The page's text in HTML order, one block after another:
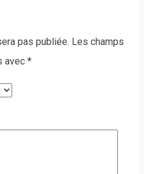
pas publiée. Les champs
avec *